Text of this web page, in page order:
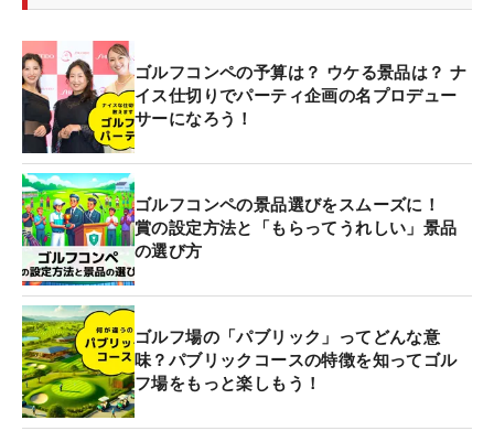
ゴルフコンペの予算は？ ウケる景品は？ ナ
イス仕切りでパーティ企画の名プロデュー
サーになろう！
ゴルフコンペの景品選びをスムーズに！
賞の設定方法と「もらってうれしい」景品
の選び方
ゴルフ場の「パブリック」ってどんな意
味？パブリックコースの特徴を知ってゴル
フ場をもっと楽しもう！